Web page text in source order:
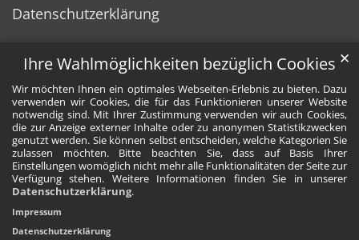
Ihre Wahlmöglichkeiten bezüglich Cookies
Wir möchten Ihnen ein optimales Webseiten-Erlebnis zu bieten. Dazu
verwenden wir Cookies, die für das Funktionieren unserer Website
notwendig sind. Mit Ihrer Zustimmung verwenden wir auch Cookies,
die zur Anzeige externer Inhalte oder zu anonymen Statistikzwecken
genutzt werden. Sie können selbst entscheiden, welche Kategorien Sie
zulassen möchten. Bitte beachten Sie, dass auf Basis Ihrer
Einstellungen womöglich nicht mehr alle Funktionalitäten der Seite zur
Verfügung stehen. Weitere Informationen finden Sie in unserer
Datenschutzerklärung.
✕
Impressum
Datenschutzerklärung
Datenschutzerklärung